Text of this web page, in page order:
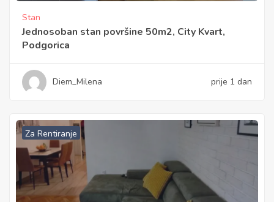
Stan
Jednosoban stan površine 50m2, City Kvart,
Podgorica
Diem_Milena prije 1 dan
Za Rentiranje